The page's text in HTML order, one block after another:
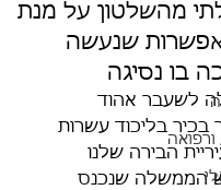
ורפואה
מהשלטון על מנת
שנעשה
בו נסיגה
לשעבר אהוד
בכיר בליכוד עשרות
הבירה שלנו
הממשלה שנכנס